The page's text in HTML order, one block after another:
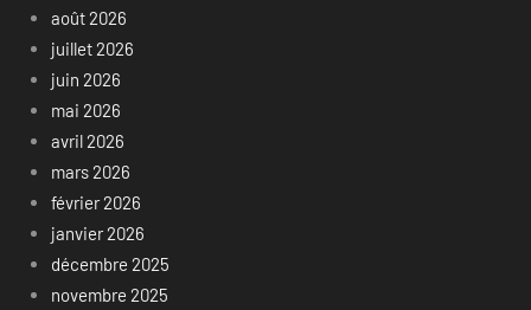
août 2026
juillet 2026
juin 2026
mai 2026
avril 2026
mars 2026
février 2026
janvier 2026
décembre 2025
novembre 2025